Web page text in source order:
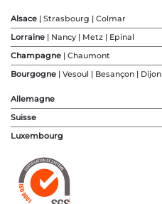
Alsace | Strasbourg | Colmar
Lorraine | Nancy | Metz | Epinal
Champagne | Chaumont
Bourgogne | Vesoul | Besançon | Dijon
Allemagne
Suisse
Luxembourg